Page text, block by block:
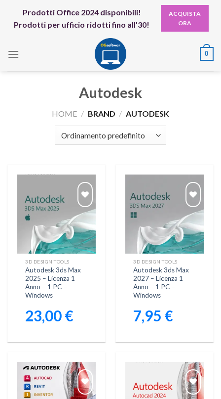
content
Prodotti Office 2024 disponibili!
Prodotti per ufficio ridotti fino all'30!
ACQUISTA
ORA
0
Autodesk
HOME / BRAND / AUTODESK
Aggiungi
alla lista
dei
desideri
3D DESIGN TOOLS
Autodesk 3ds Max
2025 – Licenza 1
Anno – 1 PC –
Windows
23,00€
Aggiungi
alla lista
dei
desideri
3D DESIGN TOOLS
Autodesk 3ds Max
2027 – Licenza 1
Anno – 1 PC –
Windows
7,95 €